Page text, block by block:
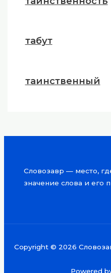
табут
таинственный
Словозавр — место,
значение слова и его
Copyright © 2026
Powered